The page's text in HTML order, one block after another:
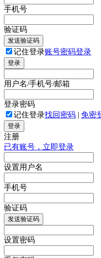
手机号
验证码
发送验证码
记住登录账号密码登录
登录
用户名/手机号/邮箱
登录密码
记住登录找回密码 | 免密
登录
注册
已有账号，立即登录
设置用户名
手机号
验证码
发送验证码
设置密码